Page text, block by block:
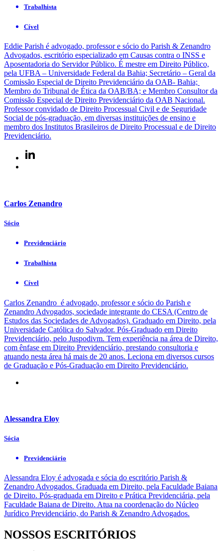
Trabalhista
Cível
Eddie Parish é advogado, professor e sócio do Parish & Zenandro
Advogados, escritório especializado em Causas contra o INSS e
Aposentadoria do Servidor Público. É mestre em Direito Público,
pela UFBA – Universidade Federal da Bahia; Secretário – Geral da
Comissão Especial de Direito Previdenciário da OAB- Bahia;
Membro do Tribunal de Ética da OAB/BA; e Membro Consultor da
Comissão Especial de Direito Previdenciário da OAB Nacional.
Professor convidado de Direito Processual Civil e de Seguridade
Social de pós-graduação, em diversas instituições de ensino e
membro dos Institutos Brasileiros de Direito Processual e de Direito
Previdenciário.
Carlos Zenandro
Sócio
Previdenciário
Trabalhista
Cível
Carlos Zenandro é advogado, professor e sócio do Parish e
Zenandro Advogados, sociedade integrante do CESA (Centro de
Estudos das Sociedades de Advogados). Graduado em Direito, pela
Universidade Católica do Salvador. Pós-Graduado em Direito
Previdenciário, pelo Juspodivm. Tem experiência na área de Direito,
com ênfase em Direito Previdenciário, prestando consultoria e
atuando nesta área há mais de 20 anos. Leciona em diversos cursos
de Graduação e Pós-Graduação em Direito Previdenciário.
Alessandra Eloy
Sócia
Previdenciário
Alessandra Eloy é advogada e sócia do escritório Parish &
Zenandro Advogados. Graduada em Direito, pela Faculdade Baiana
de Direito. Pós-graduada em Direito e Prática Previdenciária, pela
Faculdade Baiana de Direito. Atua na coordenação do Núcleo
Jurídico Previdenciário, do Parish & Zenandro Advogados.
NOSSOS ESCRITÓRIOS